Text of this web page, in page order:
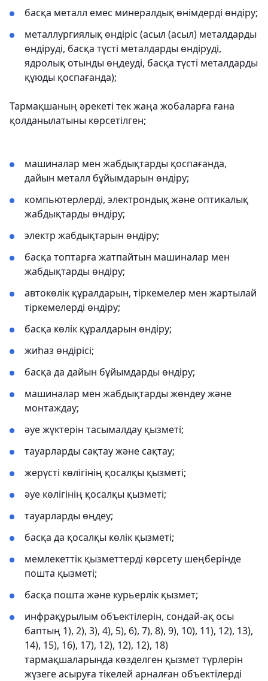
басқа металл емес минералдық өнімдерді өндіру;
металлургиялық өндіріс (асыл (асыл) металдарды
өндіруді, басқа түсті металдарды өндіруді,
ядролық отынды өңдеуді, басқа түсті металдарды
құюды қоспағанда);
Тармақшаның әрекеті тек жаңа жобаларға ғана
қолданылатыны көрсетілген;
машиналар мен жабдықтарды қоспағанда,
дайын металл бұйымдарын өндіру;
компьютерлерді, электрондық және оптикалық
жабдықтарды өндіру;
электр жабдықтарын өндіру;
басқа топтарға жатпайтын машиналар мен
жабдықтарды өндіру;
автокөлік құралдарын, тіркемелер мен жартылай
тіркемелерді өндіру;
басқа көлік құралдарын өндіру;
жиһаз өндірісі;
басқа да дайын бұйымдарды өндіру;
машиналар мен жабдықтарды жөндеу және
монтаждау;
әуе жүктерін тасымалдау қызметі;
тауарларды сақтау және сақтау;
жерүсті көлігінің қосалқы қызметі;
әуе көлігінің қосалқы қызметі;
тауарларды өңдеу;
басқа да қосалқы көлік қызметі;
мемлекеттік қызметтерді көрсету шеңберінде
пошта қызметі;
басқа пошта және курьерлік қызмет;
инфрақұрылым объектілерін, сондай-ақ осы
баптың 1), 2), 3), 4), 5), 6), 7), 8), 9), 10), 11), 12), 13),
14), 15), 16), 17), 12), 12), 12), 18)
тармақшаларында көзделген қызмет түрлерін
жүзеге асыруға тікелей арналған объектілерді